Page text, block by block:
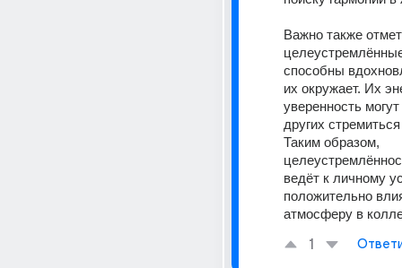
Важно также
способны
их окружает. Их
уверенность
других
Таким образом,
ведёт к личному
положительно
атмосферу в
1